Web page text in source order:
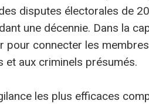
disputes électorales de
une décennie. Dans la
pour connecter les
et aux criminels présumés.
les plus efficaces